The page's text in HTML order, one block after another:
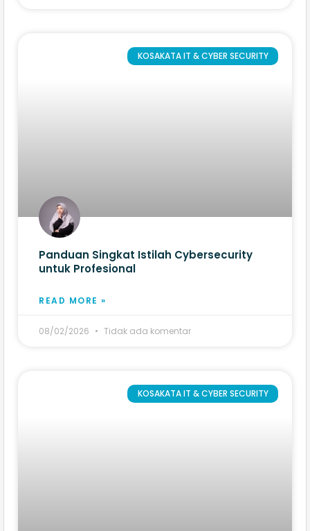
KOSAKATA IT & CYBER SECURITY
Panduan Singkat Istilah Cybersecurity
untuk Profesional
READ MORE »
08/02/2026 Tidak ada komentar
KOSAKATA IT & CYBER SECURITY